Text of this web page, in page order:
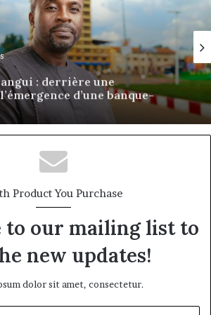
: derrière une
d’une banque-
Product You Purchase
to our mailing list to
new updates!
dolor sit amet, consectetur.